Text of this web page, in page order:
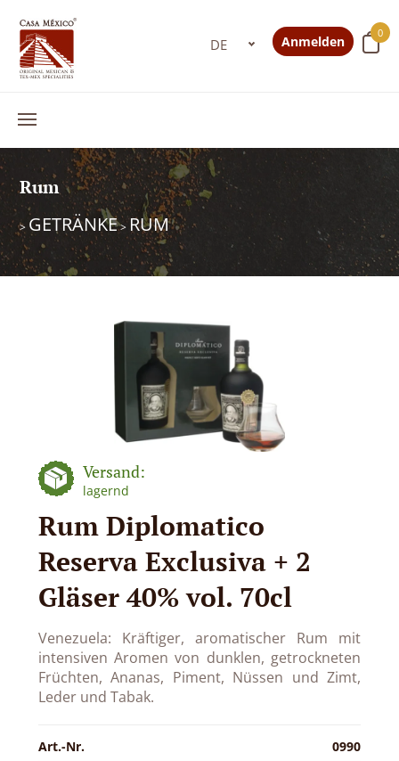
0
Anmelden
Rum
> GETRÄNKE> RUM
Versand:
lagernd
Rum Diplomatico
Reserva Exclusiva + 2
Gläser 40% vol. 70cl
Venezuela: Kräftiger, aromatischer Rum mit
intensiven Aromen von dunklen, getrockneten
Früchten, Ananas, Piment, Nüssen und Zimt,
Leder und Tabak.
Art.-Nr. 0990